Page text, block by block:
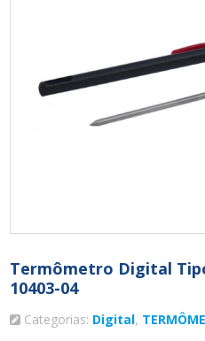
Termômetro Digital
10403-04
Categorias: Digital,